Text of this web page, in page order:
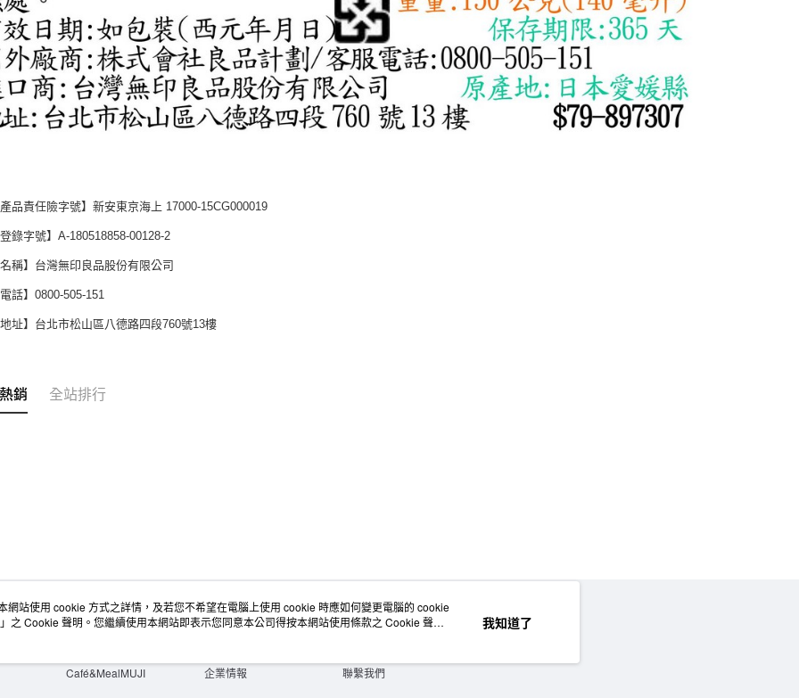
品責任險字號】新安東京海上 17000-15CG000019
錄字號】A-180518858-00128-2
稱】台灣無印良品股份有限公司
話】0800-505-151
址】台北市松山區八德路四段760號13樓
銷 全站排行
店舖情報
門市服務
Café&MealMUJI
空間改造企劃服務
大宗採購
企業情報
會員服務
人才招募
聯繫我們
網站使用 cookie 方式之詳情，及若您不希望在電腦上使用 cookie 時應如何變更電腦的 cookie
」之 Cookie 聲明。您繼續使用本網站即表示您同意本公司得按本網站使用條款之 Cookie 聲明
我知道了